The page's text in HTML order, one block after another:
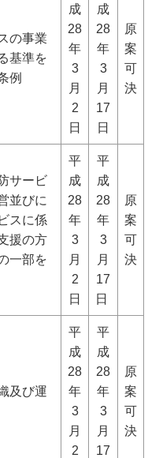
の事業
基準を
例
成
28
年
3
月
2
日
成
28
年
3
月
17
日
原
案
可
決
サービ
並びに
スに係
援の方
一部を
平
成
28
年
3
月
2
日
平
成
28
年
3
月
17
日
原
案
可
決
及び運
平
成
28
年
3
月
2
平
成
28
年
3
月
17
原
案
可
決